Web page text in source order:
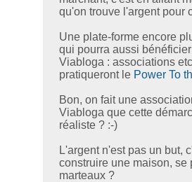
qu'on trouve l'argent pour
Une plate-forme encore
qui pourra aussi
Viabloga : associations
pratiqueront le Power To
Bon, on fait une
Viabloga que cette
réaliste ? :-)
L'argent n'est pas un but,
construire une maison, se
marteaux ?